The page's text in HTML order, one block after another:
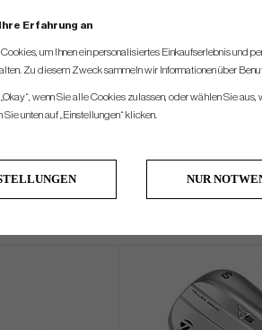
Erfahrung an
um Ihnen ein personalisiertes Einkaufserlebnis und
Zu diesem Zweck sammeln wir Informationen über
wenn Sie alle Cookies zulassen, oder wählen Sie
unten auf „Einstellungen“ klicken.
NUR